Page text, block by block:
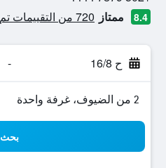
8.4 ممتاز 720 من التقييمات تم التحقق منها
ح 16/8 -
2 من الضيوف، غرفة واحدة
بحث